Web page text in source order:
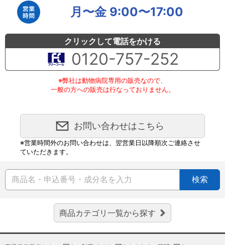
月〜金 9:00〜17:00
クリックして電話をかける
0120-757-252
※弊社は動物病院専用の販売なので、
一般の方への販売は行なっておりません。
お問い合わせはこちら
※営業時間外のお問い合わせは、翌営業日以降順次ご連絡させ
ていただきます。
検索
商品カテゴリ一覧から探す